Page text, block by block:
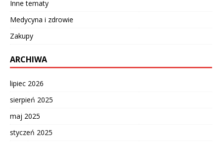
Inne tematy
Medycyna i zdrowie
Zakupy
ARCHIWA
lipiec 2026
sierpień 2025
maj 2025
styczeń 2025